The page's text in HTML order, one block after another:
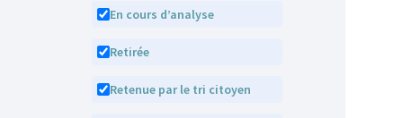
En cours d’analyse
Retirée
Retenue par le tri citoyen